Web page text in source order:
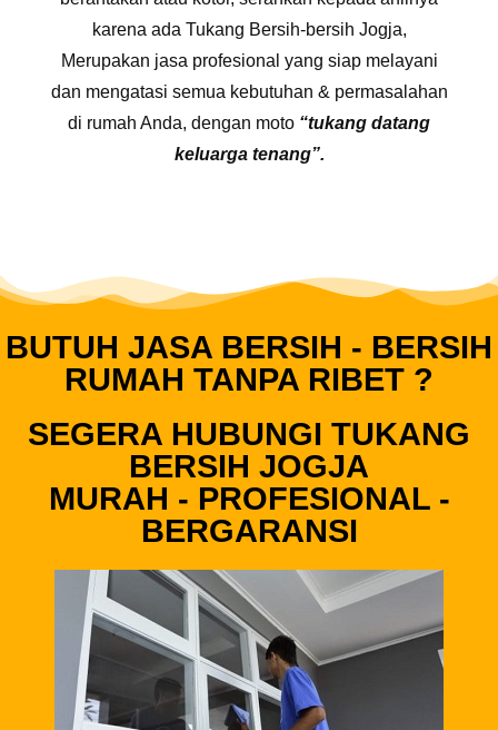
karena ada Tukang Bersih-bersih Jogja,
Merupakan jasa profesional yang siap melayani
dan mengatasi semua kebutuhan & permasalahan
di rumah Anda, dengan moto “tukang datang
keluarga tenang”.
BUTUH JASA BERSIH - BERSIH
RUMAH TANPA RIBET ?
SEGERA HUBUNGI TUKANG
BERSIH JOGJA
MURAH - PROFESIONAL -
BERGARANSI